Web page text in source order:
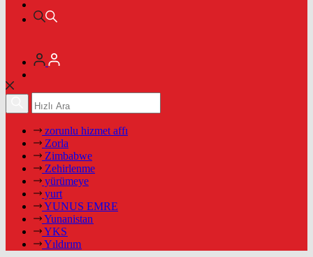
zorunlu hizmet affı
Zorla
Zimbabwe
Zehirlenme
yürümeye
yurt
YUNUS EMRE
Yunanistan
YKS
Yıldırım